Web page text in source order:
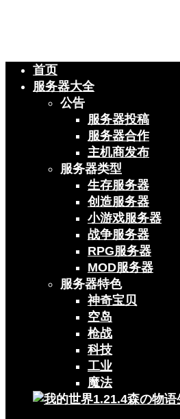
首页
服务器大全
公告
服务器投稿
服务器合作
主机商发布
服务器类型
生存服务器
创造服务器
小游戏服务器
战争服务器
RPG服务器
MOD服务器
服务器特色
神奇宝贝
空岛
枪战
科技
工业
魔法